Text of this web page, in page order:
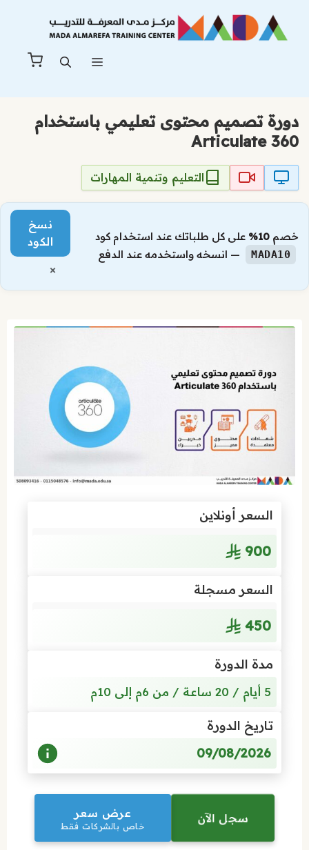
المحتوى
دورة تصميم محتوى تعليمي باستخدام
360 Articulate
التعليم وتنمية المهارات
خصم 10% على كل طلباتك عند استخدام كود
MADA10 — انسخه واستخدمه عند الدفع
نسخ
الكود
×
السعر أونلاين
900
السعر مسجلة
450
مدة الدورة
5 أيام / 20 ساعة / من 6م إلى 10م
تاريخ الدورة
09/08/2026
سجل الآن عرض سعر
خاص بالشركات فقط